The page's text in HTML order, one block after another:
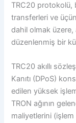
TRC20 protokolü,
transferleri ve
dahil olmak üzere,
düzenlenmiş bir
TRC20 akıllı
Kanıtı (DPoS)
edilen yüksek
TRON ağının
maliyetlerini